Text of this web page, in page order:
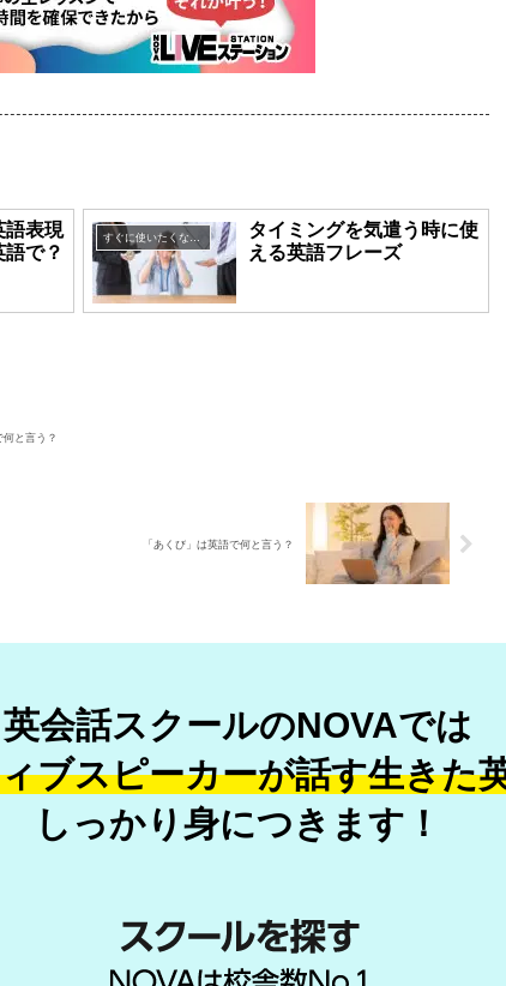
語表現
で？
すぐに使いたくなる英語表現
タイミングを気遣う時に使
える英語フレーズ
何と言う？
「あくび」は英語で何と言う？
英会話スクールのNOVAでは
ブスピーカーが話す生きた
しっかり身につきます！